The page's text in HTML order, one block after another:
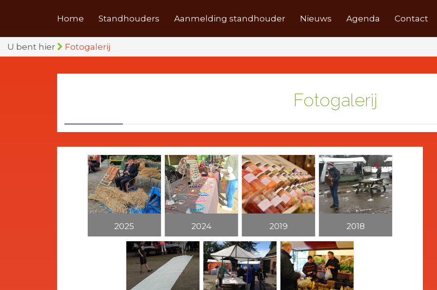
Home Standhouders Aanmelding standhouder Nieuws Agenda Contact
U bent hier Fotogalerij
Fotogalerij
2025 2024 2019 2018